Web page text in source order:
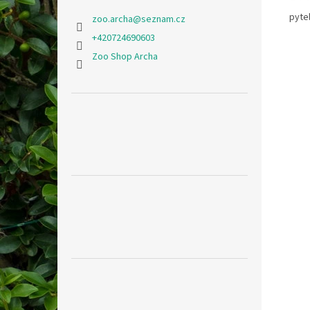
zoo.archa@seznam.cz
+420724690603
Zoo Shop Archa